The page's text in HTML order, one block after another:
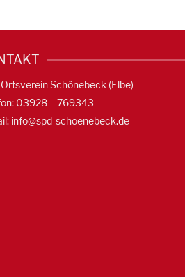
Schönebeck (Elbe)
03928 – 769343
info@spd-schoenebeck.de